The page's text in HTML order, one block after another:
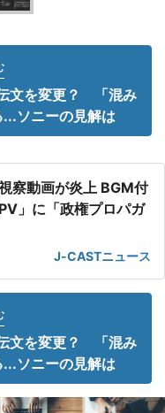
文を変更？ 「混み
ソニーの見解は
察動画が炎上 BGM付
」に「政権プロパガ
J-CASTニュース
文を変更？ 「混み
ソニーの見解は